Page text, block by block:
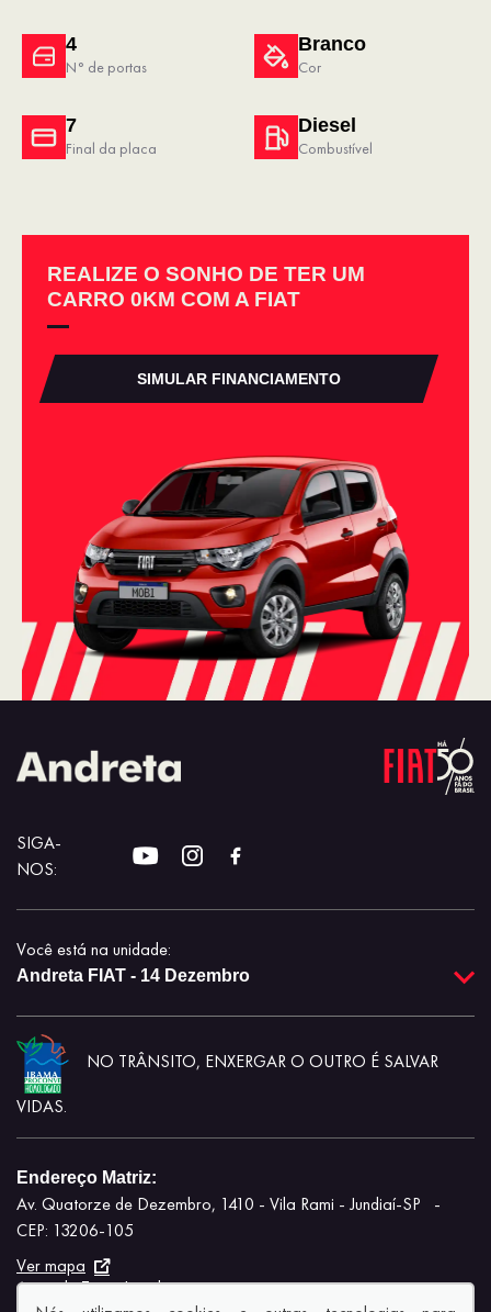
4
N° de portas
Branco
Cor
7
Final da placa
Diesel
Combustível
REALIZE O SONHO DE TER UM
CARRO 0KM COM A FIAT
SIMULAR FINANCIAMENTO
SIGA-
NOS:
Você está na unidade:
Andreta FIAT - 14 Dezembro
NO TRÂNSITO, ENXERGAR O OUTRO É SALVAR
VIDAS.
Endereço Matriz:
Av. Quatorze de Dezembro, 1410 - Vila Rami - Jundiaí-SP
-
CEP: 13206-105
Ver mapa
Aviso de Texto Legal